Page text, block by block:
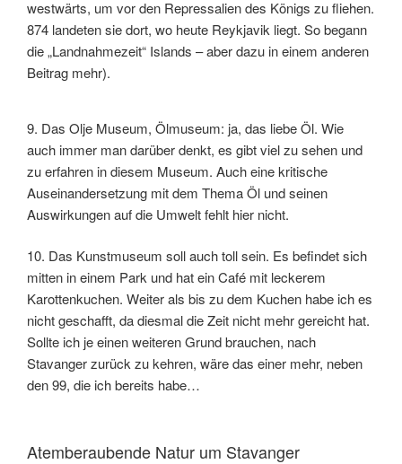
westwärts, um vor den Repressalien des Königs zu fliehen.
874 landeten sie dort, wo heute Reykjavik liegt. So begann
die „Landnahmezeit“ Islands – aber dazu in einem anderen
Beitrag mehr).
9. Das Olje Museum, Ölmuseum: ja, das liebe Öl. Wie
auch immer man darüber denkt, es gibt viel zu sehen und
zu erfahren in diesem Museum. Auch eine kritische
Auseinandersetzung mit dem Thema Öl und seinen
Auswirkungen auf die Umwelt fehlt hier nicht.
10. Das Kunstmuseum soll auch toll sein. Es befindet sich
mitten in einem Park und hat ein Café mit leckerem
Karottenkuchen. Weiter als bis zu dem Kuchen habe ich es
nicht geschafft, da diesmal die Zeit nicht mehr gereicht hat.
Sollte ich je einen weiteren Grund brauchen, nach
Stavanger zurück zu kehren, wäre das einer mehr, neben
den 99, die ich bereits habe…
Atemberaubende Natur um Stavanger